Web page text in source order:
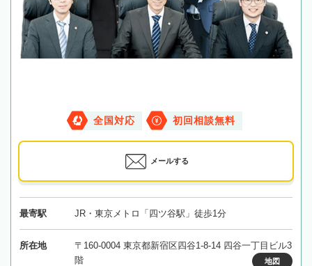
全国対応 初回相談無料
メールする
最寄駅 JR・東京メトロ「四ツ谷駅」徒歩1分
所在地
〒160-0004 東京都新宿区四谷1-8-14 四谷一丁目ビル3
階
地図